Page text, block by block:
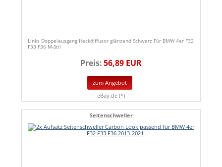
Links Doppelausgang Heckdiffusor glänzend Schwarz Für BMW 4er F32
F33 F36 M-Stil
Preis:56,89 EUR
zum Angebot
eBay.de (*)
Seitenschweller